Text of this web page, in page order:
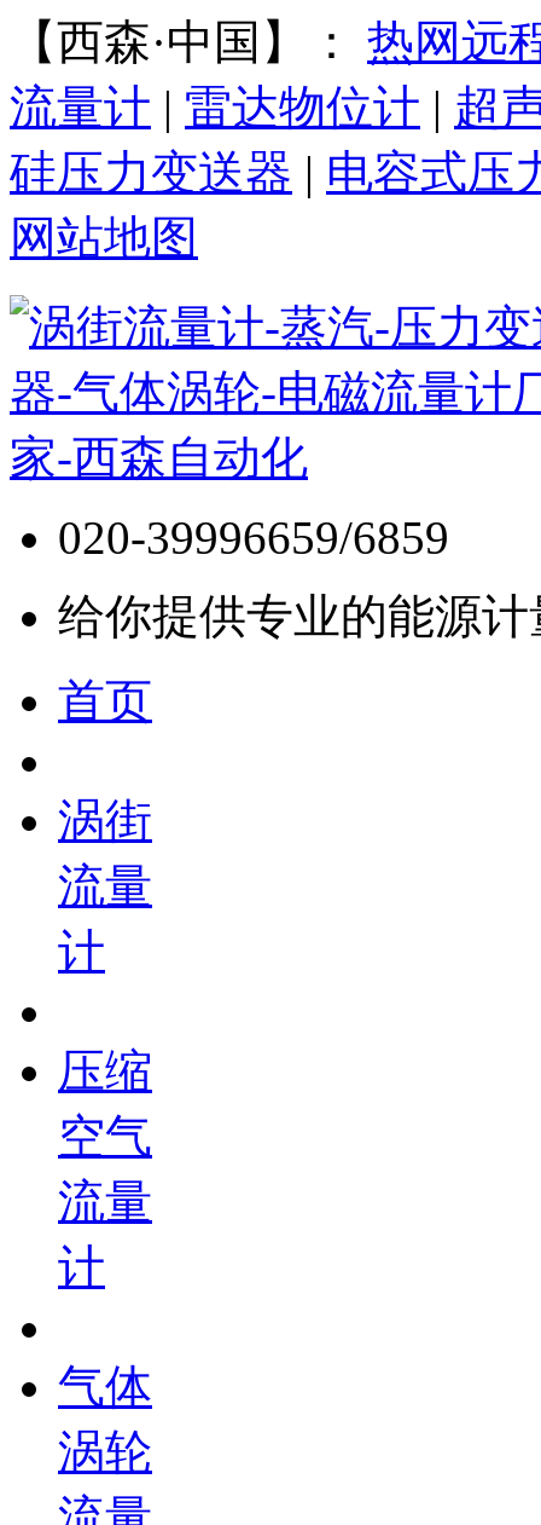
【西森·中国】： 热网远
流量计 | 雷达物位计 | 超
硅压力变送器 | 电容式压
网站地图
020-39996659/6859
给你提供专业的能源
首页
涡街
流量
计
压缩
空气
流量
计
气体
涡轮